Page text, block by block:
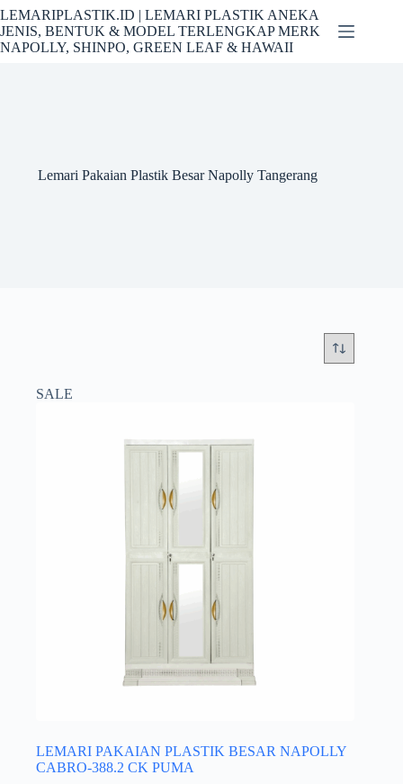
Skip
to
content
LEMARIPLASTIK.ID | LEMARI PLASTIK ANEKA
JENIS, BENTUK & MODEL TERLENGKAP MERK
NAPOLLY, SHINPO, GREEN LEAF & HAWAII
Lemari Pakaian Plastik Besar Napolly Tangerang
SALE
LEMARI PAKAIAN PLASTIK BESAR NAPOLLY
CABRO-388.2 CK PUMA